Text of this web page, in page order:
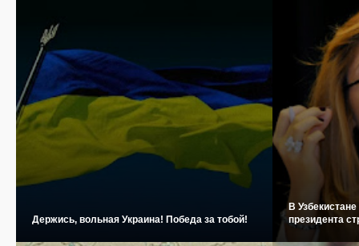
Держись, вольная Украина! Победа за тобой!
В
президента